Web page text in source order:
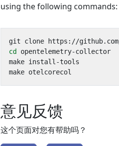
using the following commands:
cd
意见反馈
这个页面对您有帮助吗？